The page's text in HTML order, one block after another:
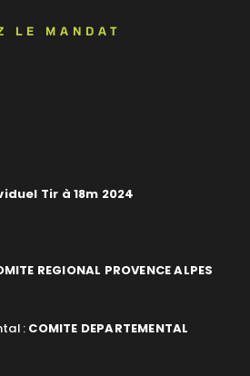
LE MANDAT
Tir à 18m 2024
REGIONAL PROVENCE ALPES
: COMITE DEPARTEMENTAL